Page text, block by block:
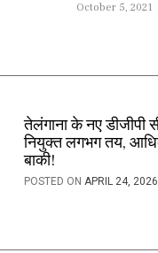
October 5, 2021
तेलंगाना के नए डीजीपी
नियुक्त लगभग तय,
बाकी!
POSTED ON APRIL 24, 2026